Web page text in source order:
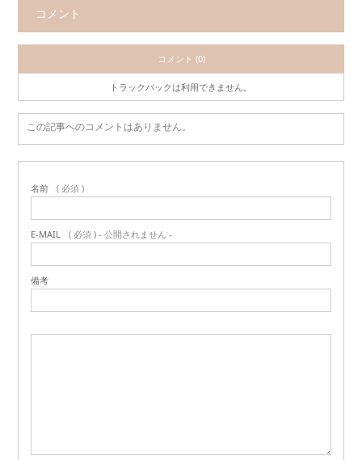
コメント
コメント (0)
トラックバックは利用できません。
この記事へのコメントはありません。
名前 ( 必須 )
E-MAIL ( 必須 ) - 公開されません -
備考